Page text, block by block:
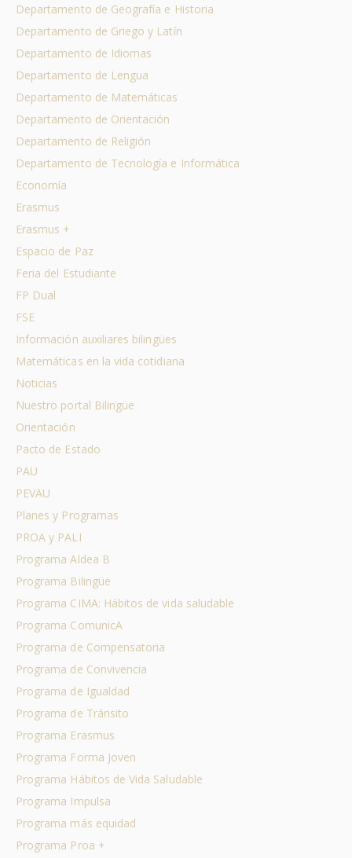
Departamento de Geografía e Historia
Departamento de Griego y Latín
Departamento de Idiomas
Departamento de Lengua
Departamento de Matemáticas
Departamento de Orientación
Departamento de Religión
Departamento de Tecnología e Informática
Economía
Erasmus
Erasmus +
Espacio de Paz
Feria del Estudiante
FP Dual
FSE
Información auxiliares bilingües
Matemáticas en la vida cotidiana
Noticias
Nuestro portal Bilingüe
Orientación
Pacto de Estado
PAU
PEVAU
Planes y Programas
PROA y PALI
Programa Aldea B
Programa Bilingüe
Programa CIMA: Hábitos de vida saludable
Programa ComunicA
Programa de Compensatoria
Programa de Convivencia
Programa de Igualdad
Programa de Tránsito
Programa Erasmus
Programa Forma Joven
Programa Hábitos de Vida Saludable
Programa Impulsa
Programa más equidad
Programa Proa +